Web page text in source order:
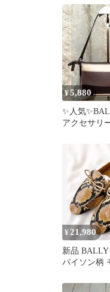
¥5,880
✨人気
アクセサリ
¥ 21,980
新品 BALLY
パイソン柄